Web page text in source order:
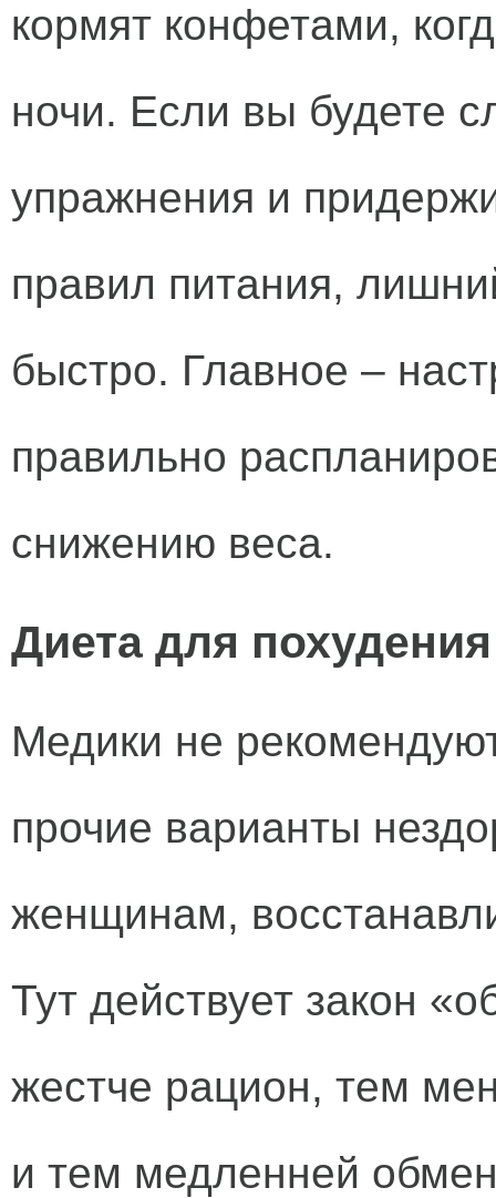
кормят конфетами,
ночи. Если вы будете
упражнения и
правил питания,
быстро. Главное –
правильно
снижению веса.
Диета для
Медики не
прочие варианты
женщинам,
Тут действует закон
жестче рацион, тем
и тем медленней